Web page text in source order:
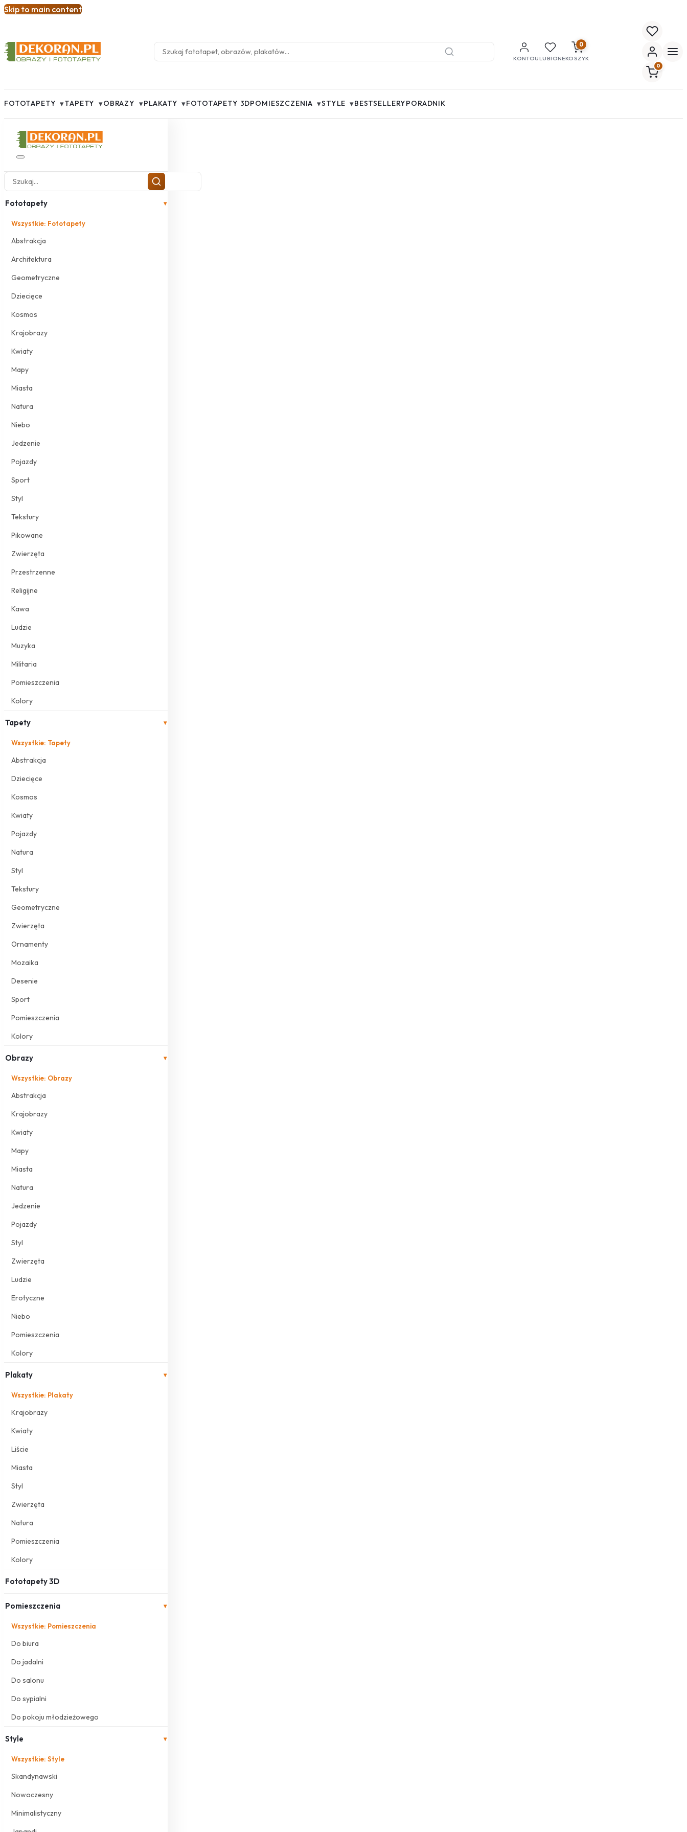
Skip to main content
KONTOULUBIONE
0
KOSZYK
0
FOTOTAPETY ▾TAPETY ▾OBRAZY ▾PLAKATY ▾FOTOTAPETY 3DPOMIESZCZENIA ▾STYLE ▾BESTSELLERYPORADNIK
Fototapety ▾
Wszystkie: Fototapety
Abstrakcja
Architektura
Geometryczne
Dziecięce
Kosmos
Krajobrazy
Kwiaty
Mapy
Miasta
Natura
Niebo
Jedzenie
Pojazdy
Sport
Styl
Tekstury
Pikowane
Zwierzęta
Przestrzenne
Religijne
Kawa
Ludzie
Muzyka
Militaria
Pomieszczenia
Kolory
Tapety ▾
Wszystkie: Tapety
Abstrakcja
Dziecięce
Kosmos
Kwiaty
Pojazdy
Natura
Styl
Tekstury
Geometryczne
Zwierzęta
Ornamenty
Mozaika
Desenie
Sport
Pomieszczenia
Kolory
Obrazy ▾
Wszystkie: Obrazy
Abstrakcja
Krajobrazy
Kwiaty
Mapy
Miasta
Natura
Jedzenie
Pojazdy
Styl
Zwierzęta
Ludzie
Erotyczne
Niebo
Pomieszczenia
Kolory
Plakaty ▾
Wszystkie: Plakaty
Krajobrazy
Kwiaty
Liście
Miasta
Styl
Zwierzęta
Natura
Pomieszczenia
Kolory
Fototapety 3D
Pomieszczenia ▾
Wszystkie: Pomieszczenia
Do biura
Do jadalni
Do salonu
Do sypialni
Do pokoju młodzieżowego
Style ▾
Wszystkie: Style
Skandynawski
Nowoczesny
Minimalistyczny